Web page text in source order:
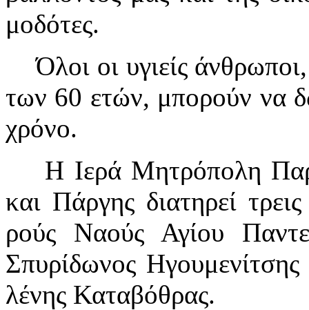
μο­δό­τες.
Ό­λοι οι υ­γι­είς
των 60 ε­τών, μπο­ρούν να
χρό­νο.
Η Ι­ε­ρά Μη­τρό­πο­λη
και Πάρ­γης δι­α­τη­ρεί
ρούς Να­ούς Α­γί­ου
Σπυ­ρί­δω­νος
λέ­νης Κα­τα­βό­θρας.